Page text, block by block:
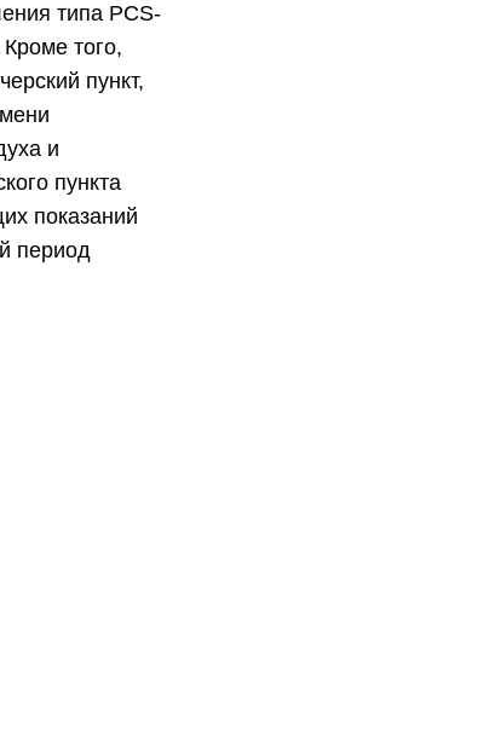
типа PCS-
того,
пункт,
и
пункта
показаний
период